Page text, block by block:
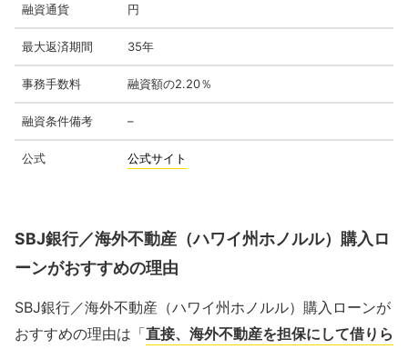
融資通貨 円
最大返済期間 35年
事務手数料 融資額の2.20％
融資条件備考 –
公式 公式サイト
SBJ銀行／海外不動産（ハワイ州ホノルル）購入ロ
ーンがおすすめの理由
SBJ銀行／海外不動産（ハワイ州ホノルル）購入ローンが
おすすめの理由は「直接、海外不動産を担保にして借りら